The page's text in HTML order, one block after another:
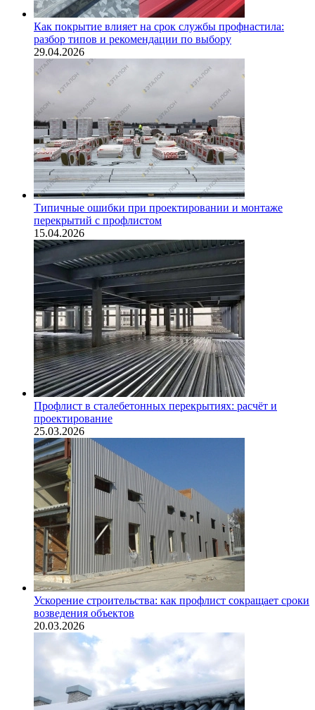
Как покрытие влияет на срок службы профнастила:
разбор типов и рекомендации по выбору
29.04.2026
Типичные ошибки при проектировании и монтаже
перекрытий с профлистом
15.04.2026
Профлист в сталебетонных перекрытиях: расчёт и
проектирование
25.03.2026
Ускорение строительства: как профлист сокращает сроки
возведения объектов
20.03.2026